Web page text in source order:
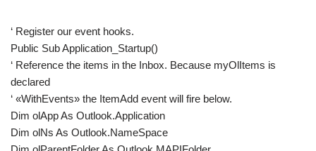
‘ Register our event hooks.
Public Sub Application_Startup()
‘ Reference the items in the Inbox. Because myOlItems is
declared
‘ «WithEvents» the ItemAdd event will fire below.
Dim olApp As Outlook.Application
Dim olNs As Outlook.NameSpace